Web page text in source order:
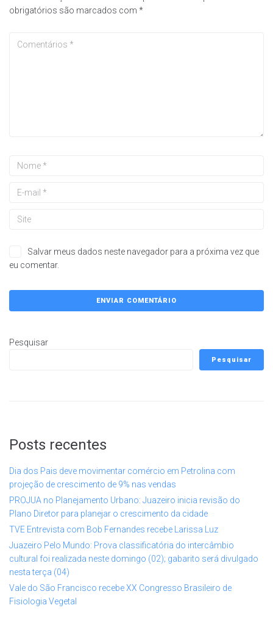
obrigatórios são marcados com *
Salvar meus dados neste navegador para a próxima vez que
eu comentar.
Pesquisar
Pesquisar
Posts recentes
Dia dos Pais deve movimentar comércio em Petrolina com
projeção de crescimento de 9% nas vendas
PROJUA no Planejamento Urbano: Juazeiro inicia revisão do
Plano Diretor para planejar o crescimento da cidade
TVE Entrevista com Bob Fernandes recebe Larissa Luz
Juazeiro Pelo Mundo: Prova classificatória do intercâmbio
cultural foi realizada neste domingo (02); gabarito será divulgado
nesta terça (04)
Vale do São Francisco recebe XX Congresso Brasileiro de
Fisiologia Vegetal